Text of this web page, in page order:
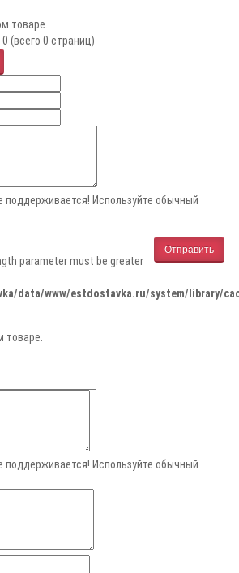
товаре.
(всего 0 страниц)
поддерживается! Используйте обычный
Отправить
parameter must be greater
data/www/estdostavka.ru/system/library/
товаре.
поддерживается! Используйте обычный